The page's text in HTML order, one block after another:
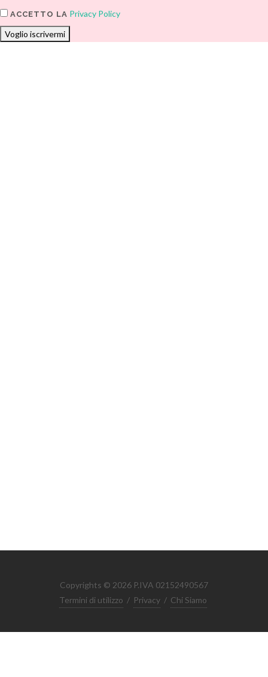
ACCETTO LA Privacy Policy
Voglio iscrivermi
Copyrights © 2026 P.IVA 02152490567
Termini di utilizzo / Privacy / Chi Siamo